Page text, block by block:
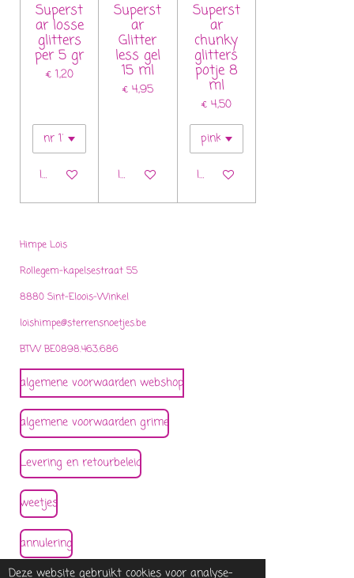
Deze website gebruikt cookies voor analyse-
Superst
ar losse
glitters
per 5 gr
€ 1,20
In winkelwagen
Superst
ar
Glitter
less gel
15 ml
€ 4,95
In winkelwagen
Superst
ar
chunky
glitters
potje 8
ml
€ 4,50
In winkelwagen
Himpe Lois
Rollegem-kapelsestraat 55
8880 Sint-Eloois-Winkel
loishimpe@sterrensnoetjes.be
BTW BE0898.463.686
algemene voorwaarden webshop
algemene voorwaarden grime
Levering en retourbeleid
weetjes
annulering
© 2021 - 2026 sterrensnoetjes